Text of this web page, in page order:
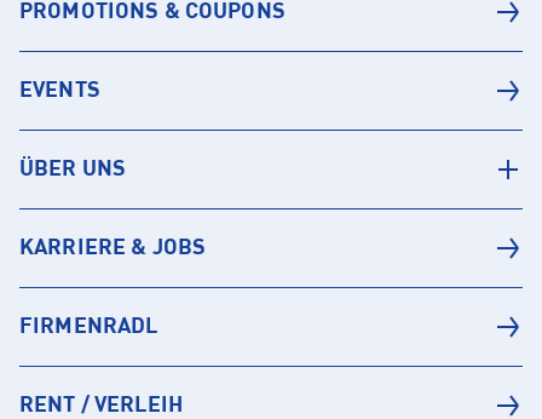
PROMOTIONS & COUPONS
EVENTS
ÜBER UNS
KARRIERE & JOBS
FIRMENRADL
RENT / VERLEIH